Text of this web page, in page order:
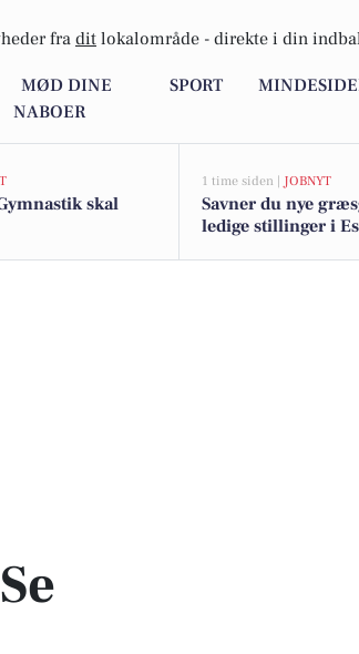
fra dit lokalområde - direkte i din
MØD DINE
NABOER
SPORT
skal
1 time siden | JOBNYT
Savner du nye
ledige stillinger i